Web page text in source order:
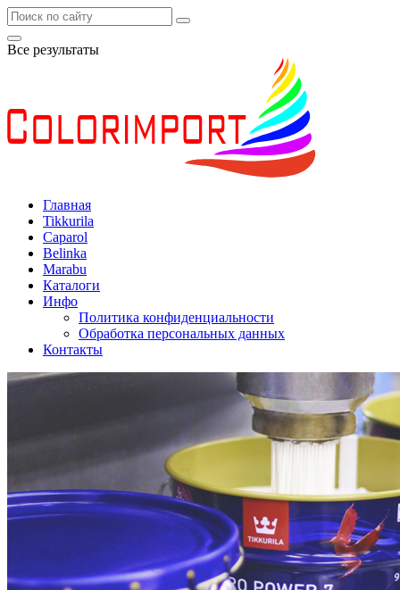
Все результаты
Главная
Tikkurila
Caparol
Belinka
Marabu
Каталоги
Инфо
Политика конфиденциальности
Обработка персональных данных
Контакты